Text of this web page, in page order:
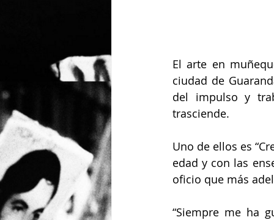
El arte en
ciudad de
del impulso y
trasciende.
Uno de ellos es
edad y con las
oficio que más
“Siempre me ha